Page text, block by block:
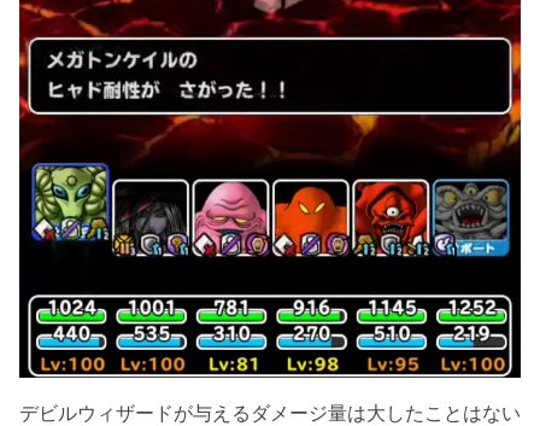
デビルウィザードが与えるダメージ量は大したことはない